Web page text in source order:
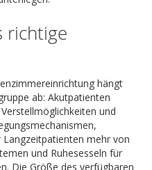
richtige
hängt
ab: Akutpatienten
und
mehr von
und Ruhesesseln für
Die Größe des verfügbaren